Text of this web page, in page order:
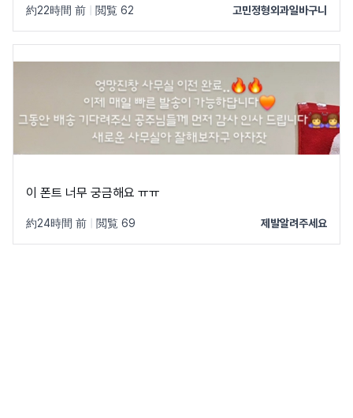
約22時間 前 閲覧 62 고민정형외과일바구니
이 폰트 너무 궁금해요 ㅠㅠ
約24時間 前 閲覧 69 제발알려주세요